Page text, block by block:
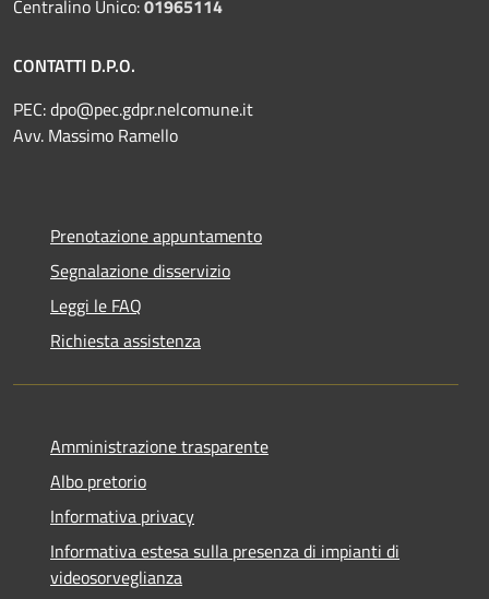
Centralino Unico:01965114
CONTATTI D.P.O.
PEC:dpo@pec.gdpr.nelcomune.it
Avv. Massimo Ramello
Prenotazione appuntamento
Segnalazione disservizio
Leggi le FAQ
Richiesta assistenza
Amministrazione trasparente
Albo pretorio
Informativa privacy
Informativa estesa sulla presenza di impianti di
videosorveglianza